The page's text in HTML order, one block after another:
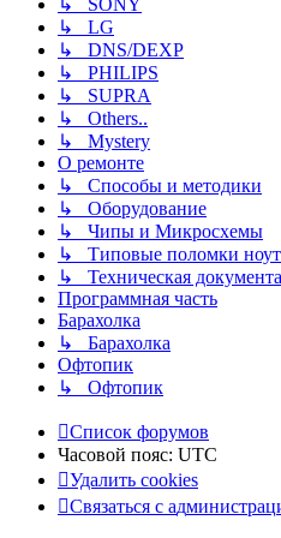
↳ SONY
↳ LG
↳ DNS/DEXP
↳ PHILIPS
↳ SUPRA
↳ Others..
↳ Mystery
О ремонте
↳ Способы и методики
↳ Оборудование
↳ Чипы и Микросхемы
↳ Типовые поломки
↳ Техническая
Программная часть
Барахолка
↳ Барахолка
Офтопик
↳ Офтопик
Список форумов
Часовой пояс: UTC
Удалить cookies
Связаться
Связаться с администрац